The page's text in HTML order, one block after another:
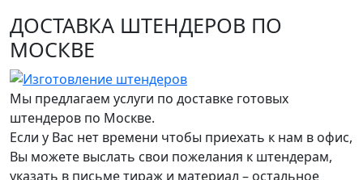
ДОСТАВКА ШТЕНДЕРОВ ПО
МОСКВЕ
Мы предлагаем услуги по доставке готовых
штендеров по Москве.
Если у Вас нет времени чтобы приехать к нам в офис,
Вы можете выслать свои пожелания к штендерам,
указать в письме тираж и материал – остальное